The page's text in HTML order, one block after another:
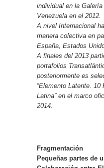
individual en la
Venezuela en el 2012.
A nivel Internacional
manera colectiva en
España, Estados
A finales del 2013
portafolios
posteriormente es
“Elemento Latente.
Latina” en el marco
2014.
Fragmentación
Pequeñas partes de